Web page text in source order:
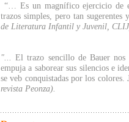
“… Es un magnífico ejercicio de
trazos simples, pero tan
de Literatura Infantil y Juvenil,
"...El trazo sencillo de Bauer nos
empuja a saborear sus silencios e
se veb conquistadas por los colores.
revista Peonza).